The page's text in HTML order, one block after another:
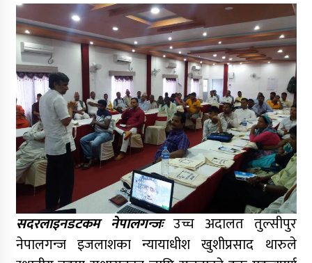
सदरलाइनडटकम नेपालगन्जःउच्च अदालत तुल्सीपुर
नेपालगन्ज इजलाशका न्यायाधीश खुशीप्रसाद थारुले